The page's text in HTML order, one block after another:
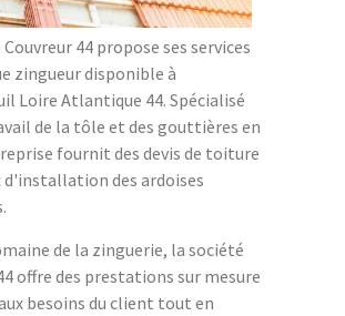
44 propose ses services
zingueur disponible à
Loire Atlantique 44. Spécialisé
de la tôle et des gouttières en
fournit des devis de toiture
d'installation des ardoises
de la zinguerie, la société
offre des prestations sur mesure
besoins du client tout en